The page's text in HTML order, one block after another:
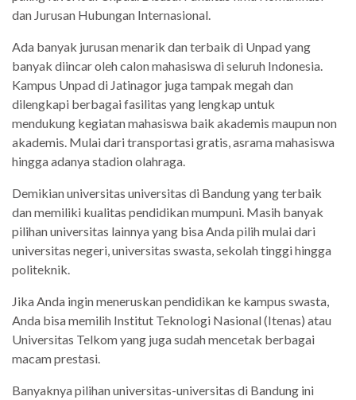
dan Jurusan Hubungan Internasional.
Ada banyak jurusan menarik dan terbaik di Unpad yang
banyak diincar oleh calon mahasiswa di seluruh Indonesia.
Kampus Unpad di Jatinagor juga tampak megah dan
dilengkapi berbagai fasilitas yang lengkap untuk
mendukung kegiatan mahasiswa baik akademis maupun non
akademis. Mulai dari transportasi gratis, asrama mahasiswa
hingga adanya stadion olahraga.
Demikian universitas universitas di Bandung yang terbaik
dan memiliki kualitas pendidikan mumpuni. Masih banyak
pilihan universitas lainnya yang bisa Anda pilih mulai dari
universitas negeri, universitas swasta, sekolah tinggi hingga
politeknik.
Jika Anda ingin meneruskan pendidikan ke kampus swasta,
Anda bisa memilih Institut Teknologi Nasional (Itenas) atau
Universitas Telkom yang juga sudah mencetak berbagai
macam prestasi.
Banyaknya pilihan universitas-universitas di Bandung ini